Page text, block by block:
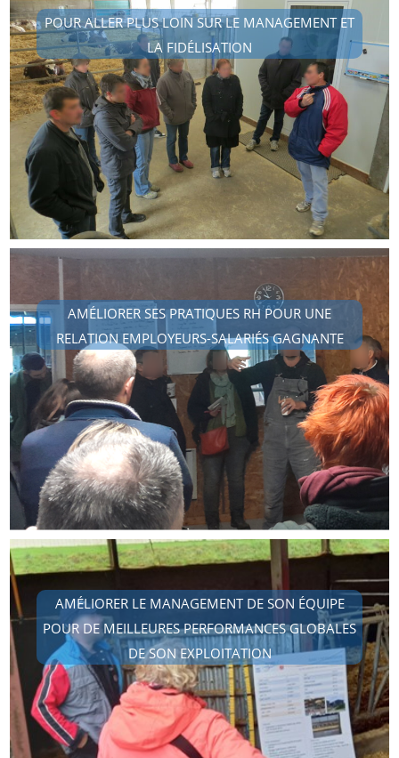
POUR ALLER PLUS LOIN SUR LE MANAGEMENT ET
LA FIDÉLISATION
AMÉLIORER SES PRATIQUES RH POUR UNE
RELATION EMPLOYEURS-SALARIÉS GAGNANTE
AMÉLIORER LE MANAGEMENT DE SON ÉQUIPE
POUR DE MEILLEURES PERFORMANCES GLOBALES
DE SON EXPLOITATION